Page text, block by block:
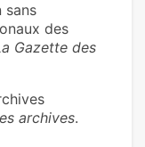
sans
des
Gazette des
archives.